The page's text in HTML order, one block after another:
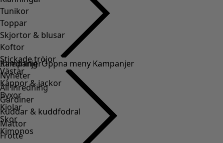
Tunikor
Toppar
Skjortor & blusar
Koftor
Stickade tröjor
Västar
Kappor & jackor
Byxor
Kjolar
Skor
Kimonos
Inredning
Nyheter
All inredning
Gardiner
Kuddar & kuddfodral
Mattor
Frotté
KampanjerÖppna meny Kampanjer